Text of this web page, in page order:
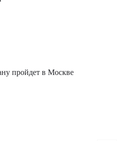
пройдет в Москве